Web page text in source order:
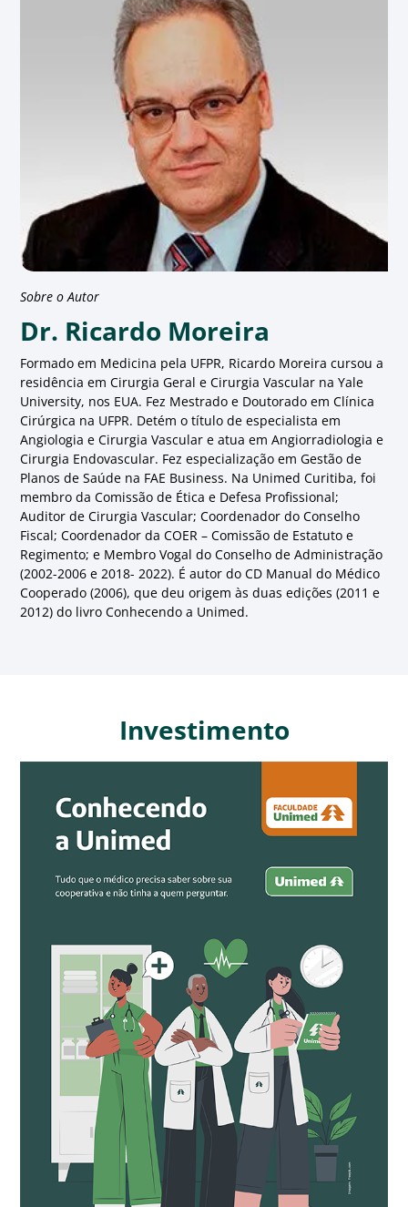
Sobre o Autor
Dr. Ricardo Moreira
Formado em Medicina pela UFPR, Ricardo Moreira cursou a
residência em Cirurgia Geral e Cirurgia Vascular na Yale
University, nos EUA. Fez Mestrado e Doutorado em Clínica
Cirúrgica na UFPR. Detém o título de especialista em
Angiologia e Cirurgia Vascular e atua em Angiorradiologia e
Cirurgia Endovascular. Fez especialização em Gestão de
Planos de Saúde na FAE Business. Na Unimed Curitiba, foi
membro da Comissão de Ética e Defesa Profissional;
Auditor de Cirurgia Vascular; Coordenador do Conselho
Fiscal; Coordenador da COER – Comissão de Estatuto e
Regimento; e Membro Vogal do Conselho de Administração
(2002-2006 e 2018- 2022). É autor do CD Manual do Médico
Cooperado (2006), que deu origem às duas edições (2011 e
2012) do livro Conhecendo a Unimed.
Investimento